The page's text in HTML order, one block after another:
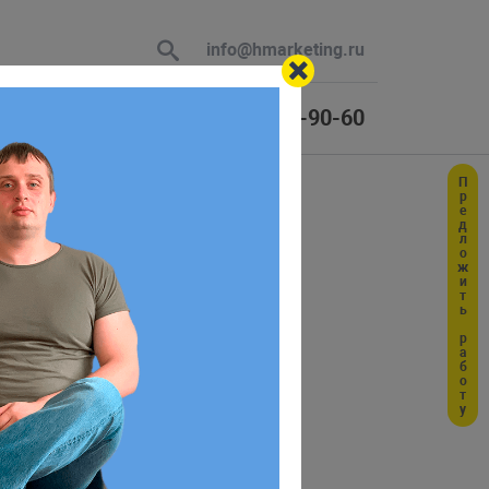
info@hmarketing.ru
+7 (925) 464-90-60
массив, а вторым — количество
ответ
с учетом
Предложить работу